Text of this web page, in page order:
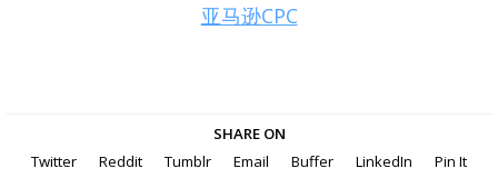
亚马逊CPC
SHARE ON
Twitter
Reddit Tumblr Email Buffer LinkedIn Pin It